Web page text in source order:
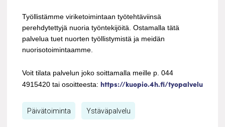
Työllistämme viriketoimintaan työtehtäviinsä
perehdytettyjä nuoria työntekijöitä. Ostamalla tätä
palvelua tuet nuorten työllistymistä ja meidän
nuorisotoimintaamme.
Voit tilata palvelun joko soittamalla meille p. 044
4915420 tai osoitteesta: https://kuopio.4h.fi/tyopalvelu
Päivätoiminta Ystäväpalvelu